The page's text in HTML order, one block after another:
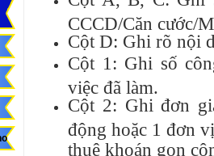
CCCD/Căn cước/
Cột D: Ghi rõ nội
Cột 1: Ghi số
việc đã làm.
Cột 2: Ghi đơn
động hoặc 1 đơn
thuê khoán gọn